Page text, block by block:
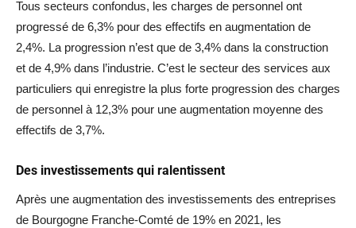
Tous secteurs confondus, les charges de personnel ont
progressé de 6,3% pour des effectifs en augmentation de
2,4%. La progression n’est que de 3,4% dans la construction
et de 4,9% dans l’industrie. C’est le secteur des services aux
particuliers qui enregistre la plus forte progression des charges
de personnel à 12,3% pour une augmentation moyenne des
effectifs de 3,7%.
Des investissements qui ralentissent
Après une augmentation des investissements des entreprises
de Bourgogne Franche-Comté de 19% en 2021, les